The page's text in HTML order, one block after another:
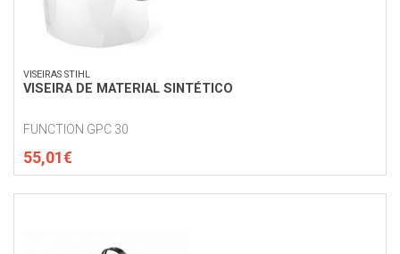
VISEIRAS STIHL
VISEIRA DE MATERIAL SINTÉTICO
FUNCTION GPC 30
55,01€